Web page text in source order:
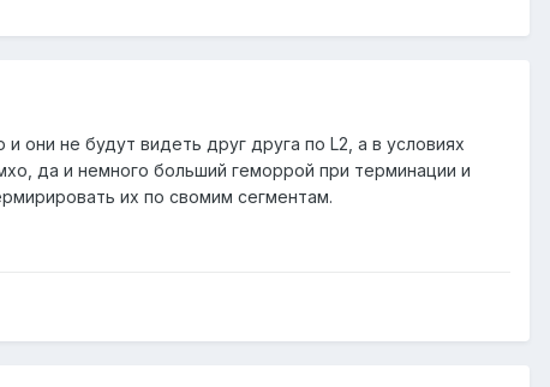
не будут видеть друг друга по L2, а в условиях
да и немного больший геморрой при терминации и
их по свомим сегментам.